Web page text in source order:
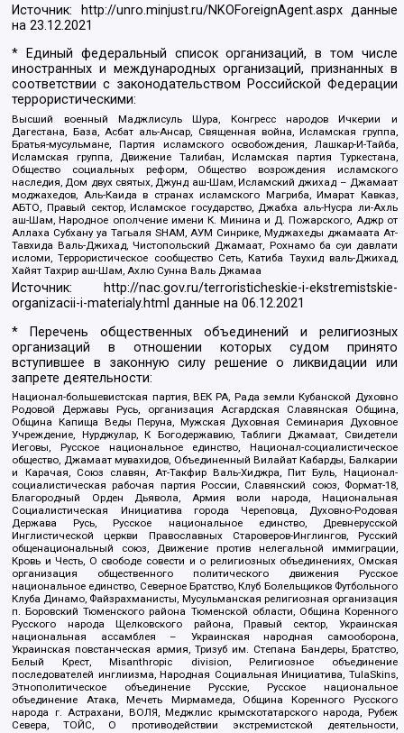
Источник: http://unro.minjust.ru/NKOForeignAgent.aspxданные
на23.12.2021
* Единый федеральный список организаций, в том числе
иностранных и международных организаций, признанных в
соответствии с законодательством Российской Федерации
террористическими:
Высший военный Маджлисуль Шура, Конгресс народов Ичкерии и
Дагестана, База, Асбат аль-Ансар, Священная война, Исламская группа,
Братья-мусульмане, Партия исламского освобождения, Лашкар-И-Тайба,
Исламская группа, Движение Талибан, Исламская партия Туркестана,
Общество социальных реформ, Общество возрождения исламского
наследия, Дом двух святых, Джунд аш-Шам, Исламский джихад – Джамаат
моджахедов, Аль-Каида в странах исламского Магриба, Имарат Кавказ,
АБТО, Правый сектор, Исламское государство, Джабха аль-Нусра ли-Ахль
аш-Шам, Народное ополчение имени К. Минина и Д. Пожарского, Аджр от
Аллаха Субхану уа Тагьаля SHAM, АУМ Синрике, Муджахеды джамаата Ат-
Тавхида Валь-Джихад, Чистопольский Джамаат, Рохнамо ба суи давлати
исломи, Террористическое сообщество Сеть, Катиба Таухид валь-Джихад,
Хайят Тахрир аш-Шам, Ахлю Сунна Валь Джамаа
Источник:
http://nac.gov.ru/terroristicheskie-i-ekstremistskie-
organizacii-i-materialy.html данные на06.12.2021
* Перечень общественных объединений и религиозных
организаций в отношении которых судом принято
вступившее в законную силу решение о ликвидации или
запрете деятельности:
Национал-большевистская партия, ВЕК РА, Рада земли Кубанской Духовно
Родовой Державы Русь, организация Асгардская Славянская Община,
Община Капища Веды Перуна, Мужская Духовная Семинария Духовное
Учреждение, Нурджулар, К Богодержавию, Таблиги Джамаат, Свидетели
Иеговы, Русское национальное единство, Национал-социалистическое
общество, Джамаат мувахидов, Объединенный Вилайат Кабарды, Балкарии
и Карачая, Союз славян, Ат-Такфир Валь-Хиджра, Пит Буль, Национал-
социалистическая рабочая партия России, Славянский союз, Формат-18,
Благородный Орден Дьявола, Армия воли народа, Национальная
Социалистическая Инициатива города Череповца, Духовно-Родовая
Держава Русь, Русское национальное единство, Древнерусской
Инглистической церкви Православных Староверов-Инглингов, Русский
общенациональный союз, Движение против нелегальной иммиграции,
Кровь и Честь, О свободе совести и о религиозных объединениях, Омская
организация общественного политического движения Русское
национальное единство, Северное Братство, Клуб Болельщиков Футбольного
Клуба Динамо, Файзрахманисты, Мусульманская религиозная организация
п. Боровский Тюменского района Тюменской области, Община Коренного
Русского народа Щелковского района, Правый сектор, Украинская
национальная ассамблея – Украинская народная самооборона,
Украинская повстанческая армия, Тризуб им. Степана Бандеры, Братство,
Белый Крест, Misanthropic division, Религиозное объединение
последователей инглиизма, Народная Социальная Инициатива, TulaSkins,
Этнополитическое объединение Русские, Русское национальное
объединение Атака, Мечеть Мирмамеда, Община Коренного Русского
народа г. Астрахани, ВОЛЯ, Меджлис крымскотатарского народа, Рубеж
Севера, ТОЙС, О противодействии экстремистской деятельности,